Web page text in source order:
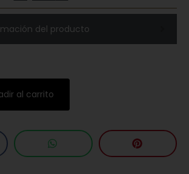
del producto
al carrito